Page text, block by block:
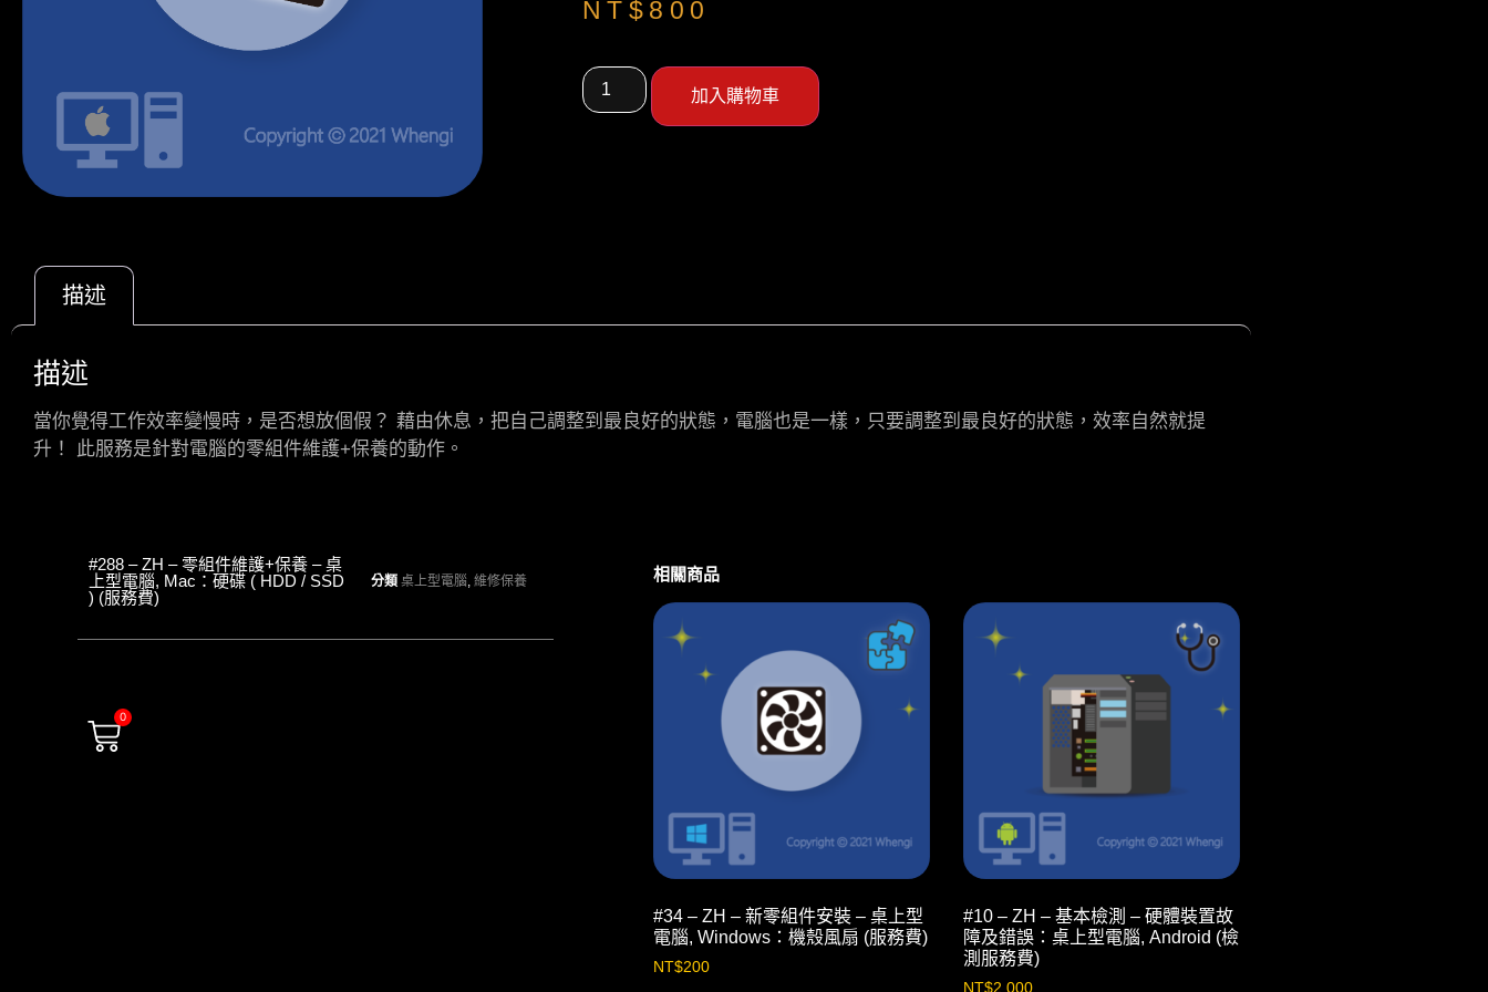
NT$ 800
加入購物車
描述
描述
當你覺得工作效率變慢時，是否想放個假？ 藉由休息，把自己調整到最良好的狀態，電腦也是一樣，只要調整到最良好的狀態，效率自然就提
升！ 此服務是針對電腦的零組件維護+保養的動作。
#288 – ZH – 零組件維護+保養 – 桌
上型電腦, Mac：硬碟 ( HDD / SSD
) (服務費)
分類 桌上型電腦, 維修保養
0
相關商品
#34 – ZH – 新零組件安裝 – 桌上型
電腦, Windows：機殼風扇 (服務費)
NT$200
#10 – ZH – 基本檢測 – 硬體裝置故
障及錯誤：桌上型電腦, Android (檢
測服務費)
NT$2,000